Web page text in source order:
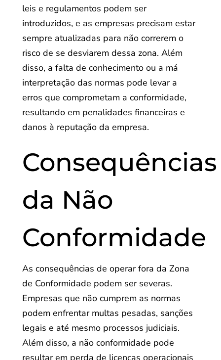
leis e regulamentos podem ser
introduzidos, e as empresas precisam estar
sempre atualizadas para não correrem o
risco de se desviarem dessa zona. Além
disso, a falta de conhecimento ou a má
interpretação das normas pode levar a
erros que comprometam a conformidade,
resultando em penalidades financeiras e
danos à reputação da empresa.
Consequências
da Não
Conformidade
As consequências de operar fora da Zona
de Conformidade podem ser severas.
Empresas que não cumprem as normas
podem enfrentar multas pesadas, sanções
legais e até mesmo processos judiciais.
Além disso, a não conformidade pode
resultar em perda de licenças operacionais